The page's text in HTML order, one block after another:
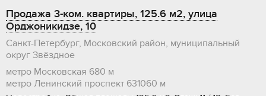
Продажа 3-ком. квартиры, 125.6 м2, улица
Орджоникидзе, 10
Санкт-Петербург, Московский район, муниципальный
округ Звёздное
метро Московская 680 м
метро Ленинский проспект 631060 м